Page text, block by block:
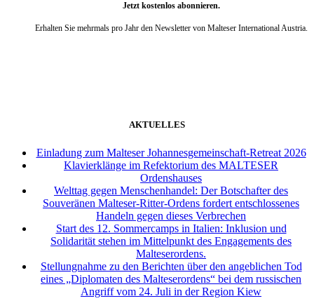
Jetzt kostenlos abonnieren.
Erhalten Sie mehrmals pro Jahr den Newsletter von Malteser International Austria.
AKTUELLES
Einladung zum Malteser Johannesgemeinschaft-Retreat 2026
Klavierklänge im Refektorium des MALTESER
Ordenshauses
Welttag gegen Menschenhandel: Der Botschafter des
Souveränen Malteser-Ritter-Ordens fordert entschlossenes
Handeln gegen dieses Verbrechen
Start des 12. Sommercamps in Italien: Inklusion und
Solidarität stehen im Mittelpunkt des Engagements des
Malteserordens.
Stellungnahme zu den Berichten über den angeblichen Tod
eines „Diplomaten des Malteserordens“ bei dem russischen
Angriff vom 24. Juli in der Region Kiew